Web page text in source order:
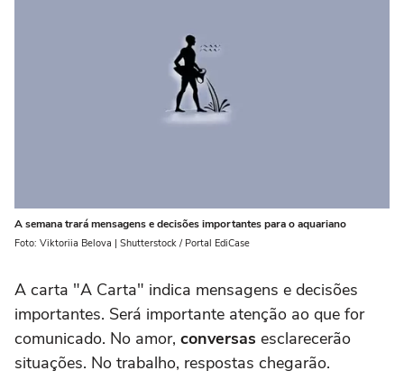
A semana trará mensagens e decisões importantes para o aquariano
Foto: Viktoriia Belova | Shutterstock / Portal EdiCase
A carta "A Carta" indica mensagens e decisões
importantes. Será importante atenção ao que for
comunicado. No amor, conversas esclarecerão
situações. No trabalho, respostas chegarão.